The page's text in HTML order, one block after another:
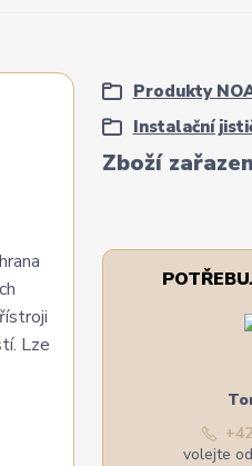
Lze
Zboží
Produkty
Instalační
volejte